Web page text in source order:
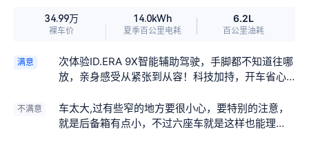
34.99万
裸车价
14.0kWh
夏季百公里电耗
6.2L
百公里油耗
满意
次体验ID.ERA 9X智能辅助驾驶，手脚都不知道往哪
放，亲身感受从紧张到从容！科技加持，开车省心
好安全带。启动车辆，跟随导航开启智驾，刚开始
总忍不住想去握紧方向盘，心里有点忐忑。 2️⃣智能
不满意
车太大,过有些窄的地方要很小心，要特别的注意，
就是后备箱有点小，不过六座车就是这样也能理